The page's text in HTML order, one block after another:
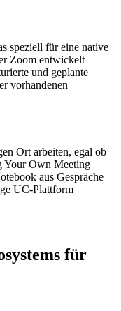
speziell für eine native
Zoom entwickelt
und geplante
vorhandenen
Ort arbeiten, egal ob
Your Own Meeting
aus Gespräche
UC-Plattform
für